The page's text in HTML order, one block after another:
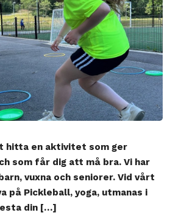
hitta en aktivitet som ger
som får dig att må bra. Vi har
vuxna och seniorer. Vid vårt
på Pickleball, yoga, utmanas i
din […]